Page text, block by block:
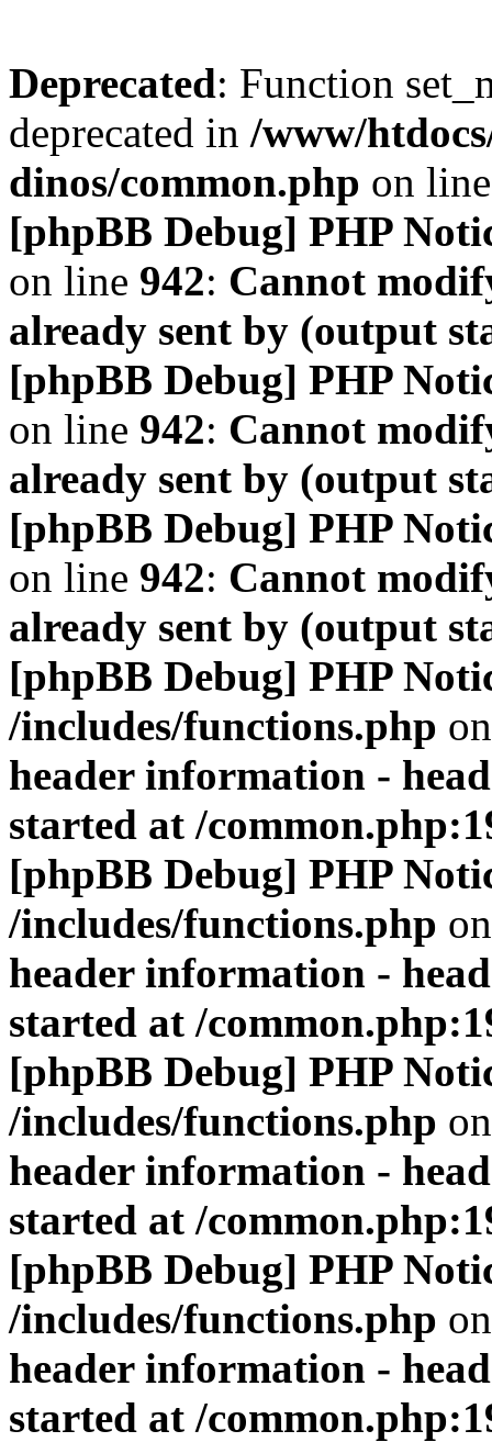
Deprecated: Function
deprecated in /www/
dinos/common.php on
[phpBB Debug] PHP
on line 942: Cannot
already sent by (output
[phpBB Debug] PHP
on line 942: Cannot
already sent by (output
[phpBB Debug] PHP
on line 942: Cannot
already sent by (output
[phpBB Debug] PHP
/includes/functions.php
header information -
started at /
[phpBB Debug] PHP
/includes/functions.php
header information -
started at /
[phpBB Debug] PHP
/includes/functions.php
header information -
started at /
[phpBB Debug] PHP
/includes/functions.php
header information -
started at /